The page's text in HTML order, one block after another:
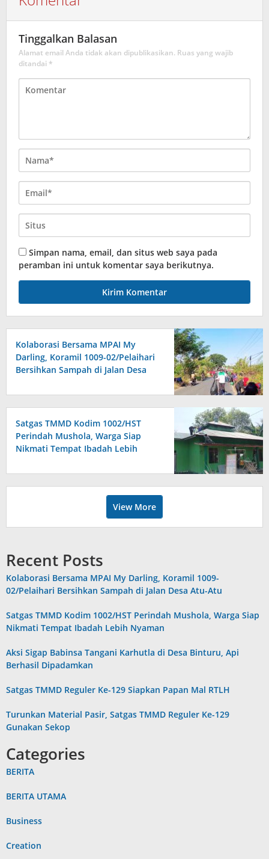
Tinggalkan Balasan
Alamat email Anda tidak akan dipublikasikan. Ruas yang wajib
ditandai *
Simpan nama, email, dan situs web saya pada
peramban ini untuk komentar saya berikutnya.
Kolaborasi Bersama MPAI My
Darling, Koramil 1009-02/Pelaihari
Bersihkan Sampah di Jalan Desa
Satgas TMMD Kodim 1002/HST
Perindah Mushola, Warga Siap
Nikmati Tempat Ibadah Lebih
View More
Recent Posts
Kolaborasi Bersama MPAI My Darling, Koramil 1009-
02/Pelaihari Bersihkan Sampah di Jalan Desa Atu-Atu
Satgas TMMD Kodim 1002/HST Perindah Mushola, Warga Siap
Nikmati Tempat Ibadah Lebih Nyaman
Aksi Sigap Babinsa Tangani Karhutla di Desa Binturu, Api
Berhasil Dipadamkan
Satgas TMMD Reguler Ke-129 Siapkan Papan Mal RTLH
Turunkan Material Pasir, Satgas TMMD Reguler Ke-129
Gunakan Sekop
Categories
BERITA
BERITA UTAMA
Business
Creation